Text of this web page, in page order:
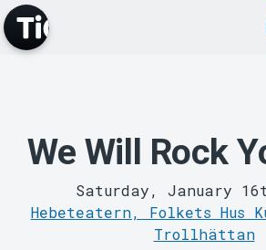
We Will Rock
Saturday, January
Hebeteatern, Folkets Hus
Trollhättan